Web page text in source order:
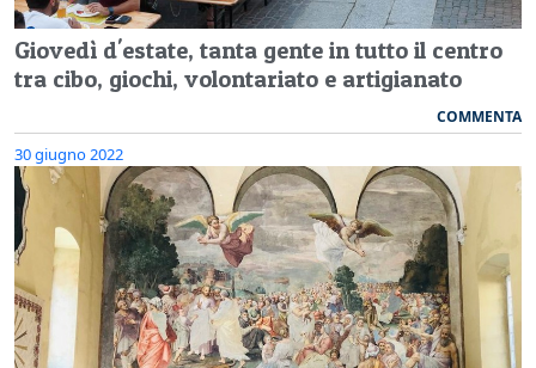
Giovedì d'estate, tanta gente in tutto il centro
tra cibo, giochi, volontariato e artigianato
COMMENTA
30 giugno 2022